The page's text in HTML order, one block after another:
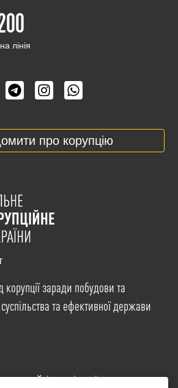
лінія
про корупцію
заради побудови та
та ефективної держави
сайті розміщені на умовах